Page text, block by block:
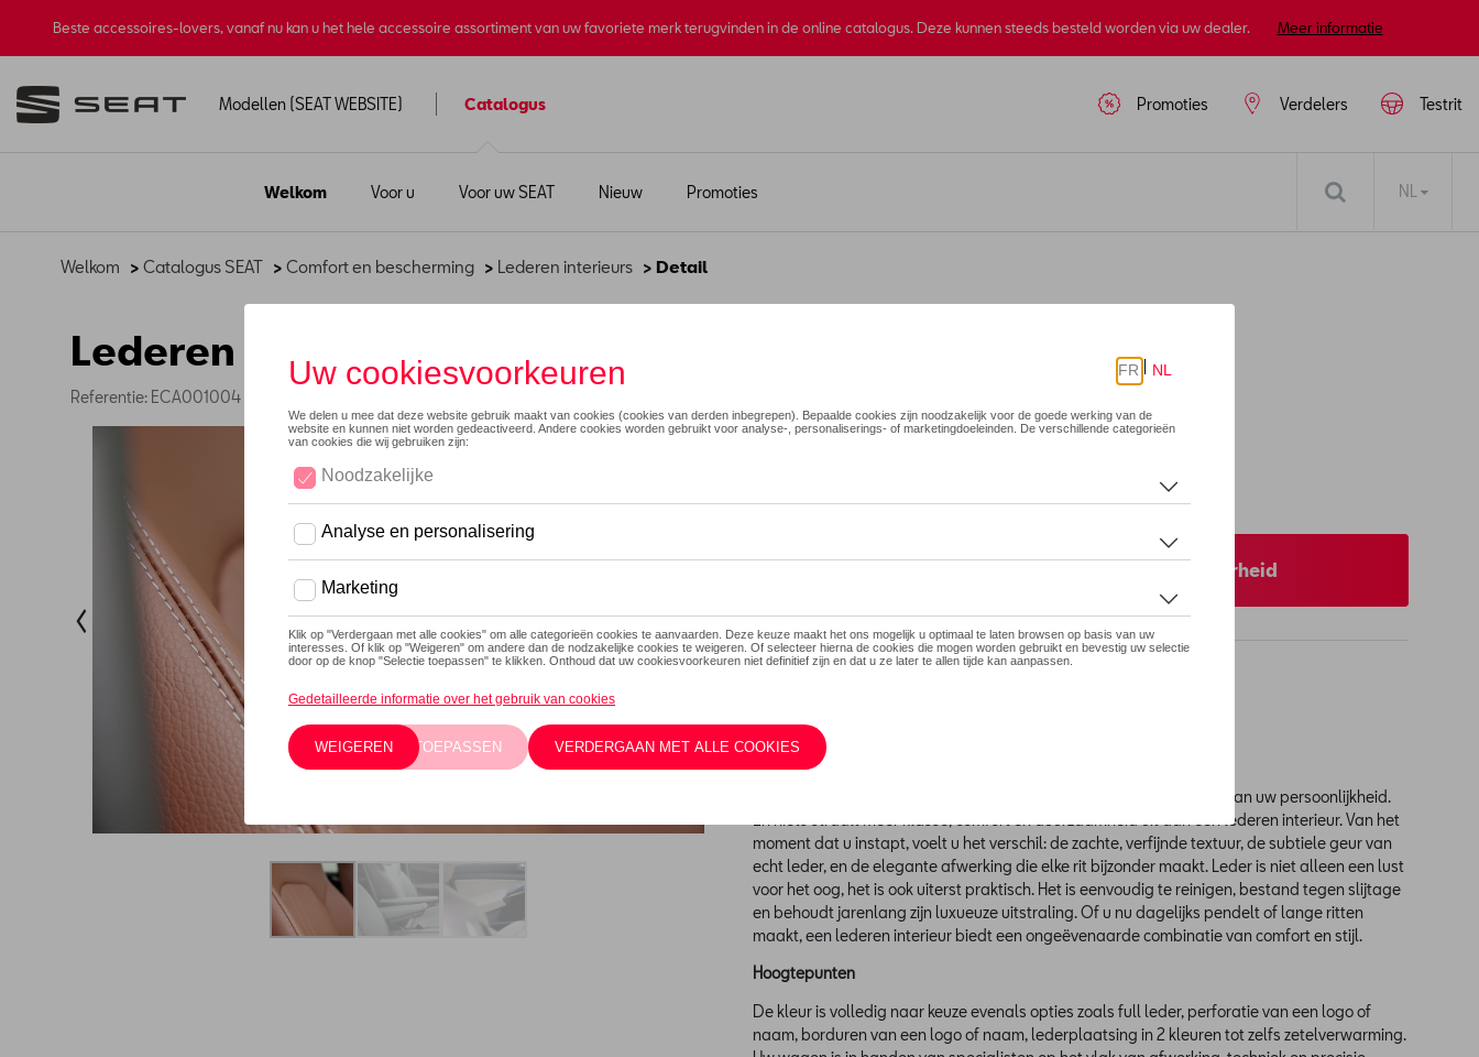
Beste accessoires-lovers, vanaf nu kan u het hele accessoire assortiment van uw favoriete merk terugvinden in de online catalogus. Deze kunnen steeds besteld worden via uw dealer. Meer informatie
Modellen (SEAT WEBSITE) Catalogus
Welkom Voor u Voor uw SEAT Nieuw Promoties
Testrit
Verdelers
Promoties
NL
Welkom > Catalogus SEAT > Comfort en bescherming > Lederen interieurs > Detail
Lederen interieur Cupra Ateca
Referentie: ECA001004 CU
Dit product is momenteel niet op stock
Contacteer uw dealer voor beschikbaarheid
Investeer in elegantie. Investeer in leder.
Beschrijving
Een wagen is meer dan een vervoermiddel – het is een verlengstuk van uw persoonlijkheid.
En niets straalt meer klasse, comfort en duurzaamheid uit dan een lederen interieur. Van het
moment dat u instapt, voelt u het verschil: de zachte, verfijnde textuur, de subtiele geur van
echt leder, en de elegante afwerking die elke rit bijzonder maakt. Leder is niet alleen een lust
voor het oog, het is ook uiterst praktisch. Het is eenvoudig te reinigen, bestand tegen slijtage
en behoudt jarenlang zijn luxueuze uitstraling. Of u nu dagelijks pendelt of lange ritten
maakt, een lederen interieur biedt een ongeëvenaarde combinatie van comfort en stijl.
Hoogtepunten
De kleur is volledig naar keuze evenals opties zoals full leder, perforatie van een logo of
naam, borduren van een logo of naam, lederplaatsing in 2 kleuren tot zelfs zetelverwarming.